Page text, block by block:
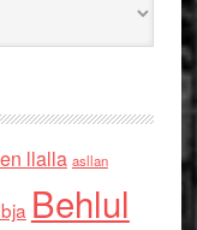
llalla asllan
Behlul